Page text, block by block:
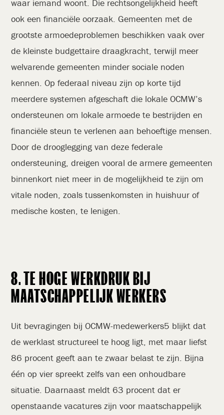
waar iemand woont. Die rechtsongelijkheid heeft
ook een financiële oorzaak. Gemeenten met de
grootste armoedeproblemen beschikken vaak over
de kleinste budgettaire draagkracht, terwijl meer
welvarende gemeenten minder sociale noden
kennen. Op federaal niveau zijn op korte tijd
meerdere systemen afgeschaft die lokale OCMW’s
ondersteunen om lokale armoede te bestrijden en
financiële steun te verlenen aan behoeftige mensen.
Door de drooglegging van deze federale
ondersteuning, dreigen vooral de armere gemeenten
binnenkort niet meer in de mogelijkheid te zijn om
vitale noden, zoals tussenkomsten in huishuur of
medische kosten, te lenigen.
8. TE HOGE WERKDRUK BIJ
MAATSCHAPPELIJK WERKERS
Uit bevragingen bij OCMW-medewerkers5 blijkt dat
de werklast structureel te hoog ligt, met maar liefst
86 procent geeft aan te zwaar belast te zijn. Bijna
één op vier spreekt zelfs van een onhoudbare
situatie. Daarnaast meldt 63 procent dat er
openstaande vacatures zijn voor maatschappelijk